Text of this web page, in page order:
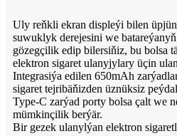
Uly reňkli ekran displeýi bilen
suwuklyk derejesini we
gözegçilik edip bilersiňiz, bu bolsa
elektron sigaret ulanyjylary üçin
Integrasiýa edilen 650mAh
sigaret tejribäňizden üznüksiz
Type-C zarýad porty bolsa çalt we
mümkinçilik berýär.
Bir gezek ulanylýan elektron